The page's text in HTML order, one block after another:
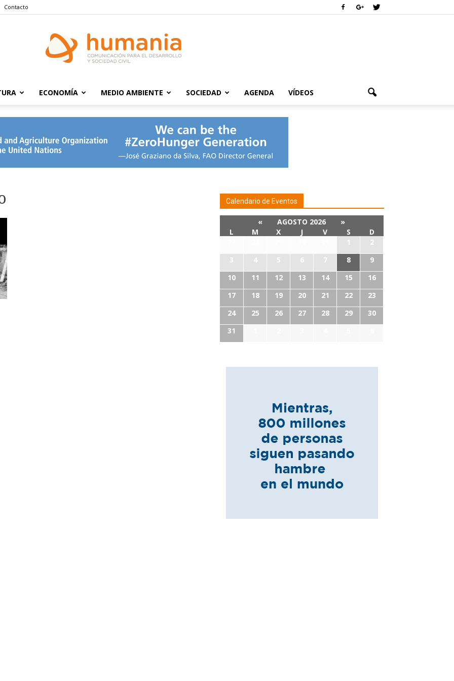
Contacto
ECONOMÍA MEDIO AMBIENTE SOCIEDAD AGENDA VÍDEOS
Calendario de Eventos
« AGOSTO 2026
»
L
M X J V S
D
1
2
3
4 5 6 7 8
9
10
11 12 13 14 15
16
17
18 19 20 21 22
23
24
25 26 27 28 29
30
31